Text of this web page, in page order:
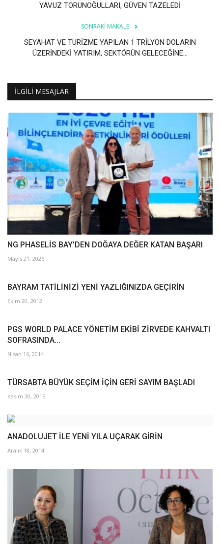
YAVUZ TORUNOĞULLARI, GÜVEN TAZELEDİ
SONRAKI MAKALE
SEYAHAT VE TURİZME YAPILAN 1 TRİLYON DOLARIN
ÜZERİNDEKİ YATIRIM, SEKTÖRÜN GELECEĞİNE...
İLGILI MESAJLAR
NG PHASELİS BAY’DEN DOĞAYA DEĞER KATAN BAŞARI
Mayıs 21, 2026
BAYRAM TATİLİNİZİ YENİ YAZLIĞINIZDA GEÇİRİN
Ekim 20, 2012
PGS WORLD PALACE YÖNETİM EKİBİ ZİRVEDE KAHVALTI
SOFRASINDA...
Nisan 16, 2014
TÜRSABTA BÜYÜK SEÇİM İÇİN GERİ SAYIM BAŞLADI
Kasım 30, 2015
ANADOLUJET İLE YENİ YILA UÇARAK GİRİN
Aralık 18, 2014